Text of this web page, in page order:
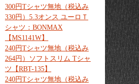
300円Tシャツ無地（税込み
330円）5.3オンス ユーロＴ
シャツ：BONMAX
【MS1141W】
240円Tシャツ無地（税込み
264円）ソフトスリム Tシャ
ツ【RBT-135】
240円Tシャツ無地（税込み